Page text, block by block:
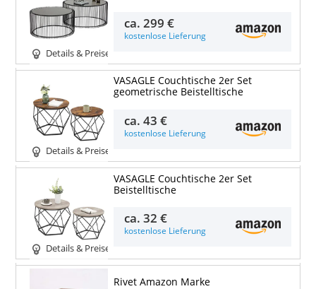
Details & Preise
ca.299 €
kostenlose Lieferung
Details & Preise
VASAGLE Couchtische 2er Set
geometrische Beistelltische
ca.43 €
kostenlose Lieferung
Details & Preise
VASAGLE Couchtische 2er Set
Beistelltische
ca.32 €
kostenlose Lieferung
Rivet Amazon Marke